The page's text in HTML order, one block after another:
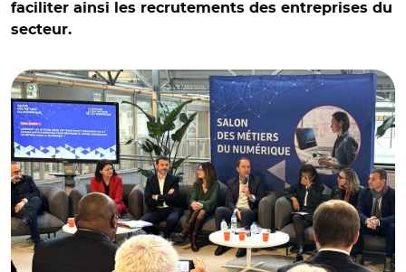
faciliter ainsi les recrutements des entreprises du
secteur.
© @ThibautGuilluy/Thibaut Guilluy au salon des métiers